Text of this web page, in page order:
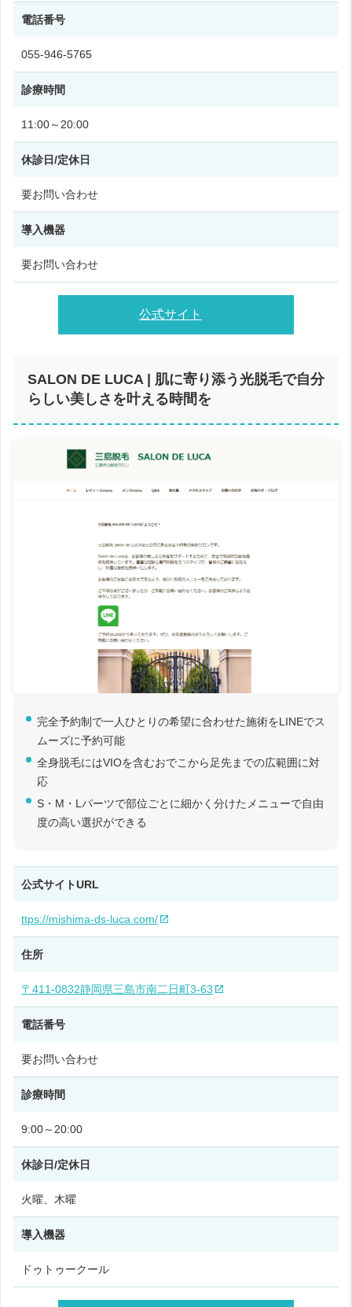
電話番号
055‑946‑5765
診療時間
11:00～20:00
休診日/定休日
要お問い合わせ
導入機器
要お問い合わせ
公式サイト
SALON DE LUCA | 肌に寄り添う光脱毛で自分
らしい美しさを叶える時間を
完全予約制で一人ひとりの希望に合わせた施術をLINEでス
ムーズに予約可能
全身脱毛にはVIOを含むおでこから足先までの広範囲に対
応
S・M・Lパーツで部位ごとに細かく分けたメニューで自由
度の高い選択ができる
公式サイトURL
ttps://mishima-ds-luca.com/
住所
〒411-0832静岡県三島市南二日町3-63
電話番号
要お問い合わせ
診療時間
9:00～20:00
休診日/定休日
火曜、木曜
導入機器
ドゥトゥークール